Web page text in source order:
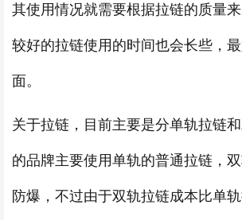
其使用情况就需要根据拉链的质量
较好的拉链使用的时间也会长些，
面。
关于拉链，目前主要是分单轨拉链
的品牌主要使用单轨的普通拉链，
防爆，不过由于双轨拉链成本比单